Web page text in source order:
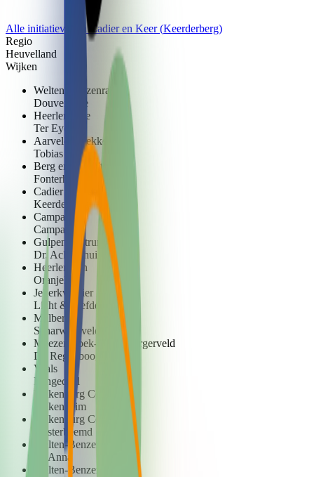
Alle initiatieven in Cadier en Keer(Keerderberg)
Regio
Heuvelland
Wijken
Welten-Benzenrade
Douvenrade
Heerlerheide
Ter Eyck
Aarveld - Bekkerveld
Tobias
Berg en Terblijt
Fonterhof
Cadier en Keer
Keerderberg
Campagne
Campagne
Gulpen centrum
Dr. Ackenshuis
Heerlerbaan
Oranjehof
Jekerkwartier
Licht & Liefde
Malberg
Scharwyerveld
Meezenbroek-Schaesbergerveld
De Regenboog
Vaals
Langedael
Valkenburg Centrum
Valkenheim
Valkenburg Centrum
Oosterbeemd
Welten-Benzenrade
St. Anna
Welten-Benzenrade